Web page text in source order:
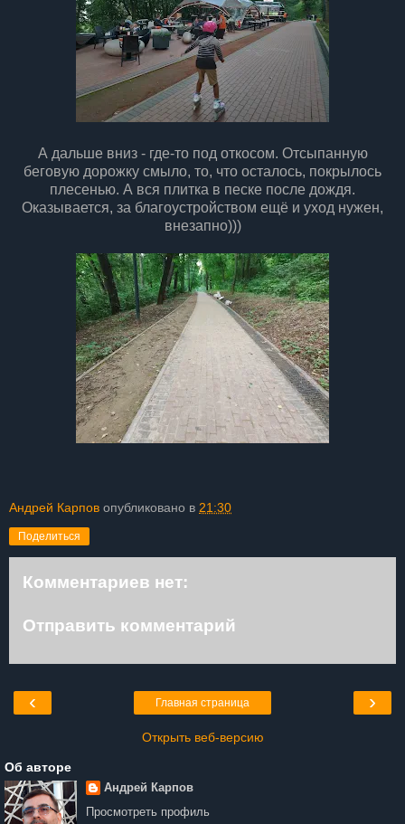
А дальше вниз - где-то под откосом. Отсыпанную
беговую дорожку смыло, то, что осталось, покрылось
плесенью. А вся плитка в песке после дождя.
Оказывается, за благоустройством ещё и уход нужен,
внезапно)))
Андрей Карпов опубликовано в 21:30
Поделиться
Комментариев нет:
Отправить комментарий
‹ ›
Главная страница
Открыть веб-версию
Об авторе
Андрей Карпов
Просмотреть профиль